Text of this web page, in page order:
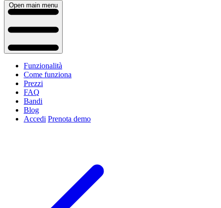
Open main menu
Funzionalità
Come funziona
Prezzi
FAQ
Bandi
Blog
Accedi Prenota demo